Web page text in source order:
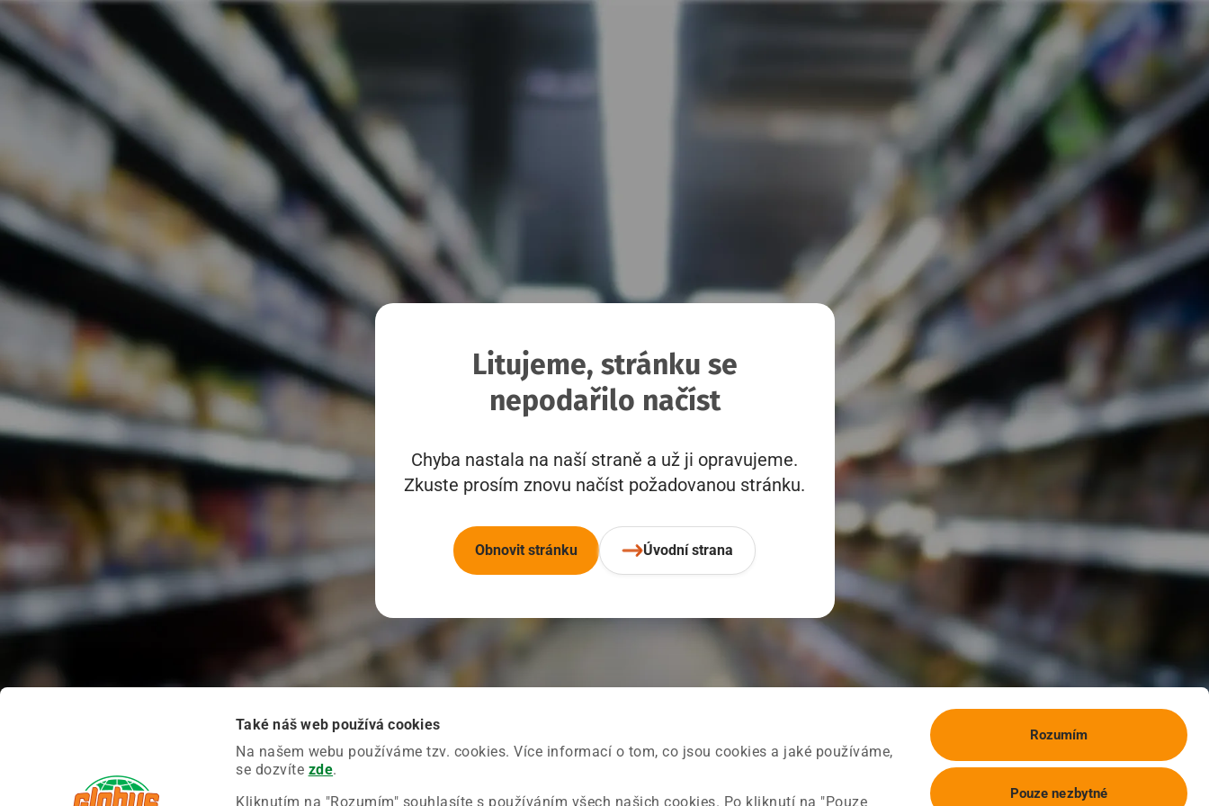
Také náš web používá cookies
Na našem webu používáme tzv. cookies. Více informací o tom, co jsou cookies a jaké používáme,
se dozvíte zde.
Kliknutím na "Rozumím" souhlasíte s používáním všech našich cookies. Po kliknutí na "Pouze
Rozumím
Pouze nezbytné
Litujeme, stránku se
nepodařilo načíst
Chyba nastala na naší straně a už ji opravujeme.
Zkuste prosím znovu načíst požadovanou stránku.
Obnovit stránku Úvodní strana